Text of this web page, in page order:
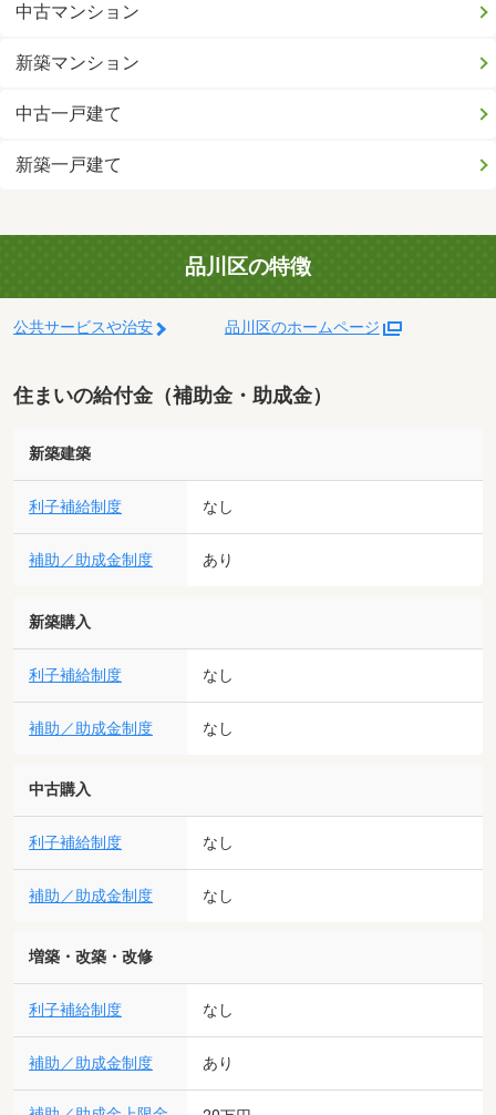
中古マンション
新築マンション
中古一戸建て
新築一戸建て
品川区の特徴
公共サービスや治安 品川区のホームページ
住まいの給付金（補助金・助成金）
新築建築
利子補給制度 なし
補助／助成金制度 あり
新築購入
利子補給制度 なし
補助／助成金制度 なし
中古購入
利子補給制度 なし
補助／助成金制度 なし
増築・改築・改修
利子補給制度 なし
補助／助成金制度 あり